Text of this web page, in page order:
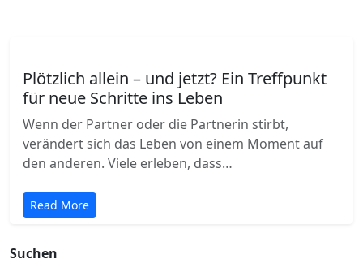
Plötzlich allein – und jetzt? Ein Treffpunkt
für neue Schritte ins Leben
Wenn der Partner oder die Partnerin stirbt,
verändert sich das Leben von einem Moment auf
den anderen. Viele erleben, dass…
Read More
Suchen